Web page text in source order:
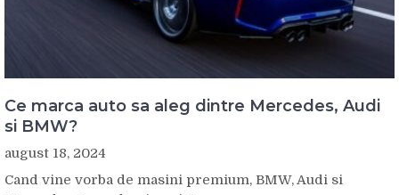
Ce marca auto sa aleg dintre Mercedes, Audi
si BMW?
august 18, 2024
Cand vine vorba de masini premium, BMW, Audi si